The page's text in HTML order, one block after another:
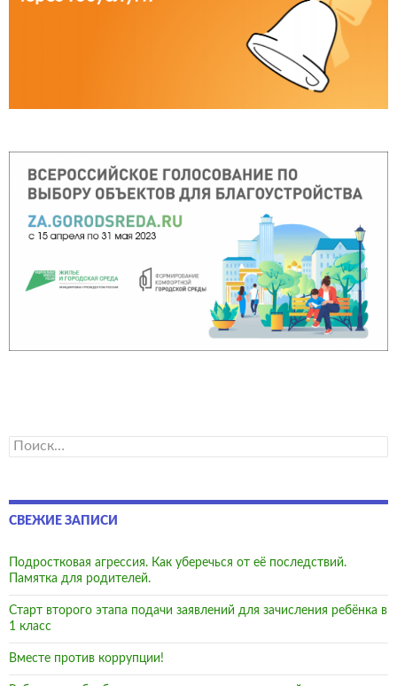
Найти:
СВЕЖИЕ ЗАПИСИ
Подростковая агрессия. Как уберечься от её последствий.
Памятка для родителей.
Старт второго этапа подачи заявлений для зачисления ребёнка в
1 класс
Вместе против коррупции!